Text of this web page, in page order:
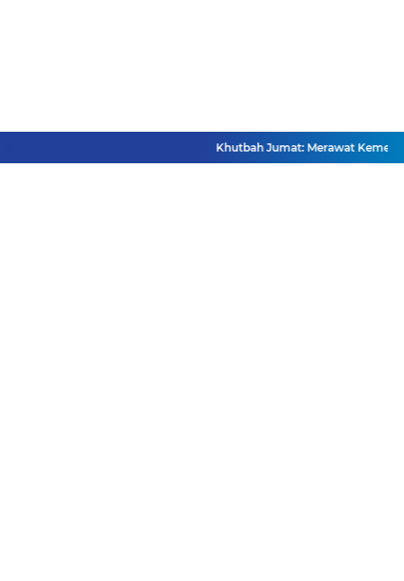
Khutbah Jumat: Merawat